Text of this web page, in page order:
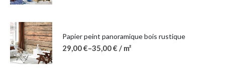
Papier peint panoramique bois rustique
29,00€–35,00€ / m²